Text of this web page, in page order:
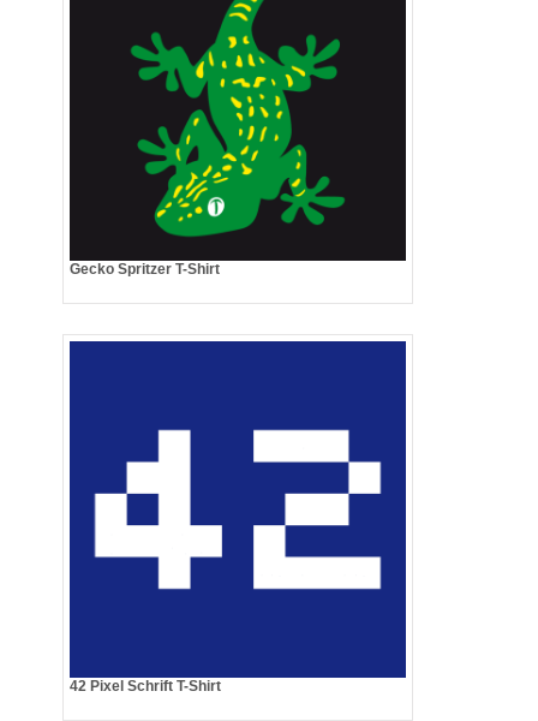
Gecko Spritzer T-Shirt
42 Pixel Schrift T-Shirt